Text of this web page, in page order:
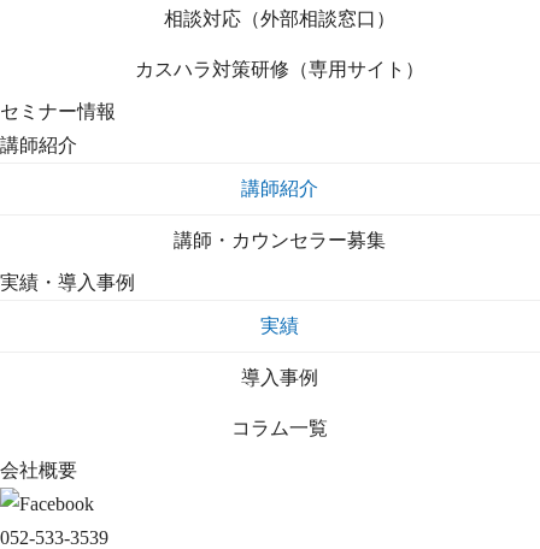
相談対応（外部相談窓口）
カスハラ対策研修（専用サイト）
セミナー情報
講師紹介
講師紹介
講師・カウンセラー募集
実績・導入事例
実績
導入事例
コラム一覧
会社概要
052-533-3539